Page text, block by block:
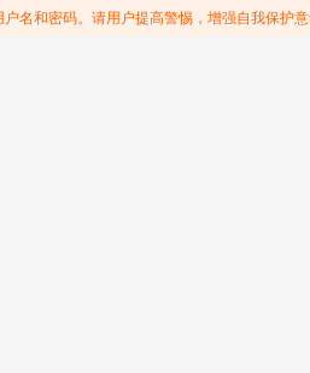
名和密码。请用户提高警惕，增强自我保护意